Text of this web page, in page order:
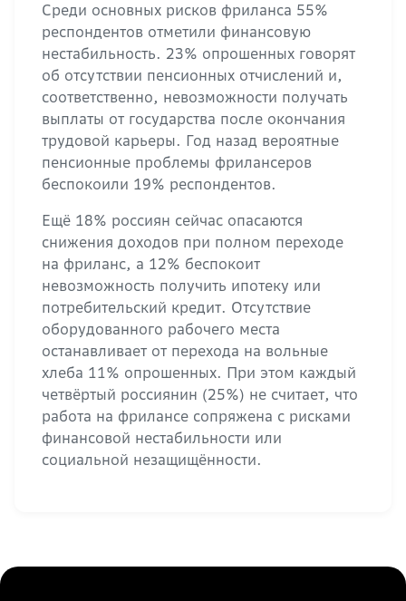
Среди основных рисков фриланса 55%
респондентов отметили финансовую
нестабильность. 23% опрошенных говорят
об отсутствии пенсионных отчислений и,
соответственно, невозможности получать
выплаты от государства после окончания
трудовой карьеры. Год назад вероятные
пенсионные проблемы фрилансеров
беспокоили 19% респондентов.
Ещё 18% россиян сейчас опасаются
снижения доходов при полном переходе
на фриланс, а 12% беспокоит
невозможность получить ипотеку или
потребительский кредит. Отсутствие
оборудованного рабочего места
останавливает от перехода на вольные
хлеба 11% опрошенных. При этом каждый
четвёртый россиянин (25%) не считает, что
работа на фрилансе сопряжена с рисками
финансовой нестабильности или
социальной незащищённости.